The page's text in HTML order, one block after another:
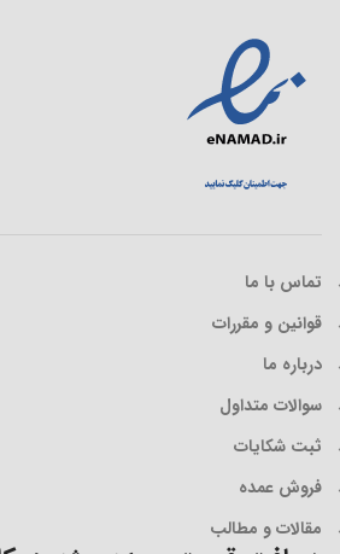
تماس با ما
قوانین و مقررات
درباره ما
سوالات متداول
ثبت شکایات
فروش عمده
مقالات و مطالب